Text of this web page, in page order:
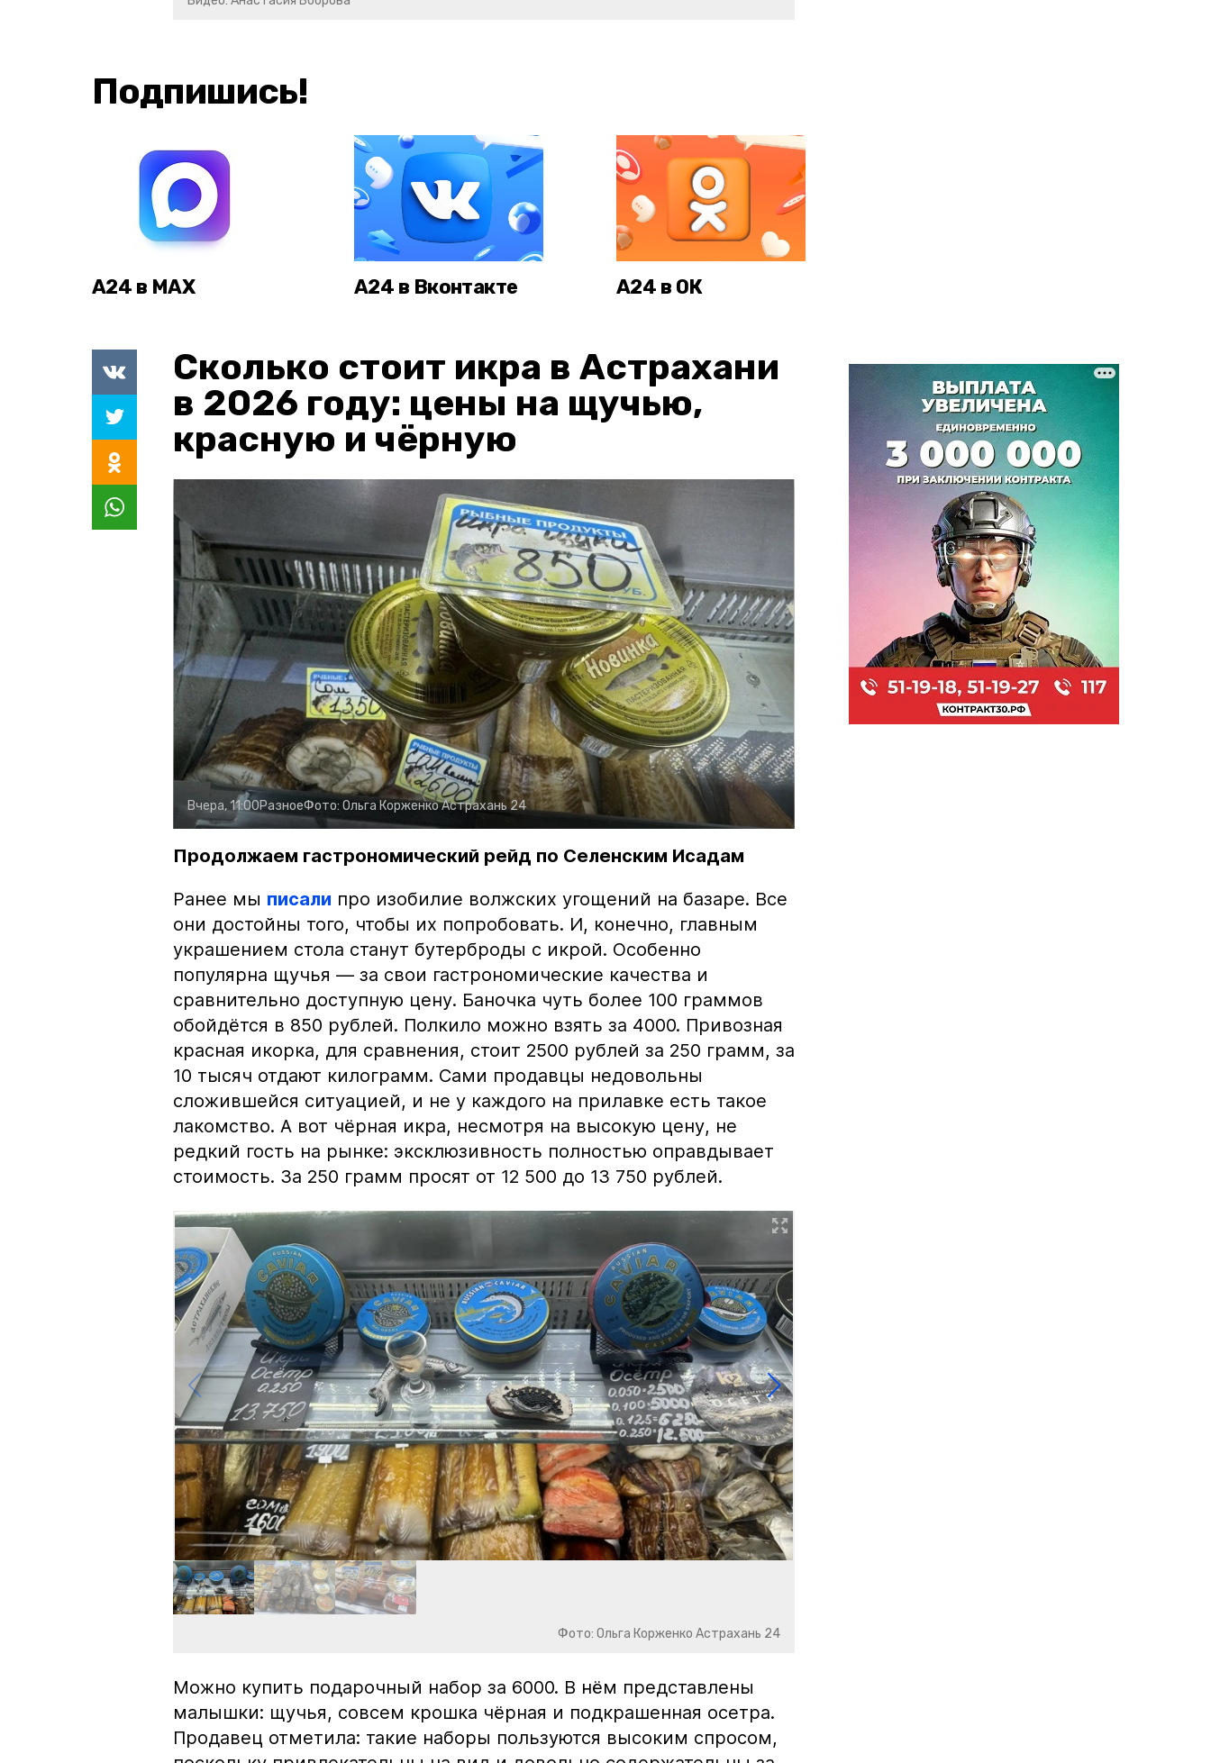
Подпишись!
А24 в MAX А24 в Вконтакте А24 в ОК
Сколько стоит икра в Астрахани
в 2026 году: цены на щучью,
красную и чёрную
Вчера, 11:00РазноеФото: Ольга КорженкоАстрахань 24
Продолжаем гастрономический рейд по Селенским Исадам
Ранее мы писали про изобилие волжских угощений на базаре. Все
они достойны того, чтобы их попробовать. И, конечно, главным
украшением стола станут бутерброды с икрой. Особенно
популярна щучья — за свои гастрономические качества и
сравнительно доступную цену. Баночка чуть более 100 граммов
обойдётся в 850 рублей. Полкило можно взять за 4000. Привозная
красная икорка, для сравнения, стоит 2500 рублей за 250 грамм, за
10 тысяч отдают килограмм. Сами продавцы недовольны
сложившейся ситуацией, и не у каждого на прилавке есть такое
лакомство. А вот чёрная икра, несмотря на высокую цену, не
редкий гость на рынке: эксклюзивность полностью оправдывает
стоимость. За 250 грамм просят от 12 500 до 13 750 рублей.
Фото: Ольга Корженко Астрахань 24
Можно купить подарочный набор за 6000. В нём представлены
малышки: щучья, совсем крошка чёрная и подкрашенная осетра.
Продавец отметила: такие наборы пользуются высоким спросом,